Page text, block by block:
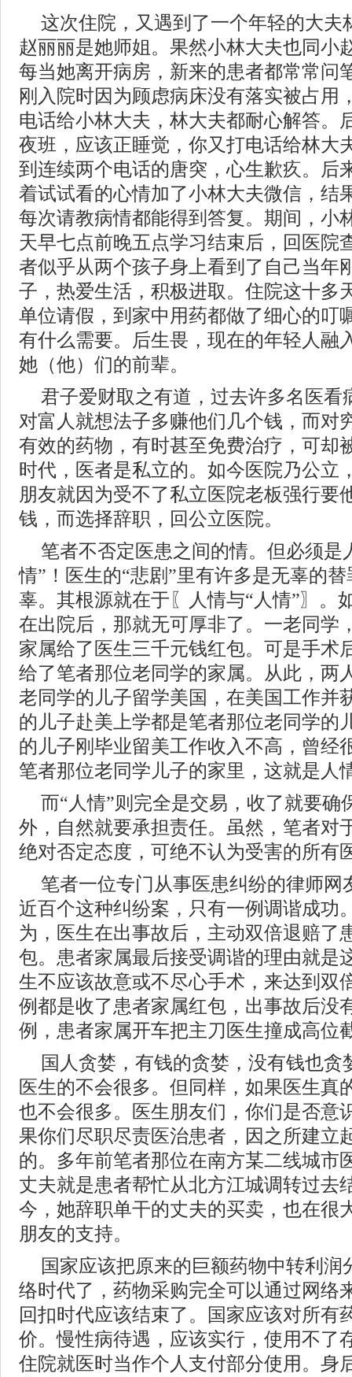
这次住院，又遇到了一个年轻的大夫
赵丽丽是她师姐。果然小林大夫也同小
每当她离开病房，新来的患者都常常问
刚入院时因为顾虑病床没有落实被占用
电话给小林大夫，林大夫都耐心解答。
夜班，应该正睡觉，你又打电话给林
到连续两个电话的唐突，心生歉疚。后
着试试看的心情加了小林大夫微信，结
每次请教病情都能得到答复。期间，小
天早七点前晚五点学习结束后，回医院
者似乎从两个孩子身上看到了自己当年
子，热爱生活，积极进取。住院这十多
单位请假，到家中用药都做了细心的叮
有什么需要。后生畏，现在的年轻人融
她（他）们的前辈。
君子爱财取之有道，过去许多名医看
对富人就想法子多赚他们几个钱，而对
有效的药物，有时甚至免费治疗，可却
时代，医者是私立的。如今医院乃公立
朋友就因为受不了私立医院老板强行要
钱，而选择辞职，回公立医院。
笔者不否定医患之间的情。但必须是
情”！医生的“悲剧”里有许多是无辜的
辜。其根源就在于〖人情与“人情”〗。
在出院后，那就无可厚非了。一老同学
家属给了医生三千元钱红包。可是手术
给了笔者那位老同学的家属。从此，两
老同学的儿子留学美国，在美国工作并
的儿子赴美上学都是笔者那位老同学的
的儿子刚毕业留美工作收入不高，曾经
笔者那位老同学儿子的家里，这就是人
而“人情”则完全是交易，收了就要确
外，自然就要承担责任。虽然，笔者对
绝对否定态度，可绝不认为受害的所有
笔者一位专门从事医患纠纷的律师网
近百个这种纠纷案，只有一例调谐成功
为，医生在出事故后，主动双倍退赔了
包。患者家属最后接受调谐的理由就是
生不应该故意或不尽心手术，来达到双
例都是收了患者家属红包，出事故后没
例，患者家属开车把主刀医生撞成高位
国人贪婪，有钱的贪婪，没有钱也贪
医生的不会很多。但同样，如果医生真
也不会很多。医生朋友们，你们是否意
果你们尽职尽责医治患者，因之所建立
的。多年前笔者那位在南方某二线城市
丈夫就是患者帮忙从北方江城调转过去
今，她辞职单干的丈夫的买卖，也在很
朋友的支持。
国家应该把原来的巨额药物中转利润
络时代了，药物采购完全可以通过网络
回扣时代应该结束了。国家应该对所有
价。慢性病待遇，应该实行，使用不了
住院就医时当作个人支付部分使用。身